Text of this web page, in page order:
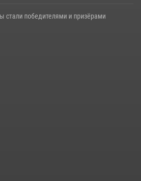
стали победителями и призёрами